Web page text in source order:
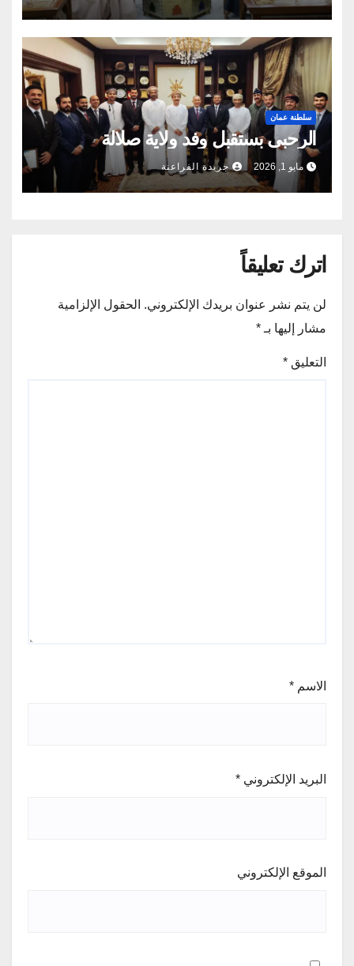
سلطنة عمان
الرحبى بستقبل وفد ولاية صلالة
مايو 1, 2026 جريدة الفراعنة
اترك تعليقاً
لن يتم نشر عنوان بريدك الإلكتروني. الحقول الإلزامية
مشار إليها بـ *
التعليق *
الاسم *
البريد الإلكتروني *
الموقع الإلكتروني